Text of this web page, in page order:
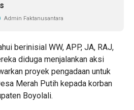
Admin Faktanusantara
berinisial WW, APP, JA, RAJ,
diduga menjalankan aksi
proyek pengadaan untuk
Merah Putih kepada korban
Boyolali.